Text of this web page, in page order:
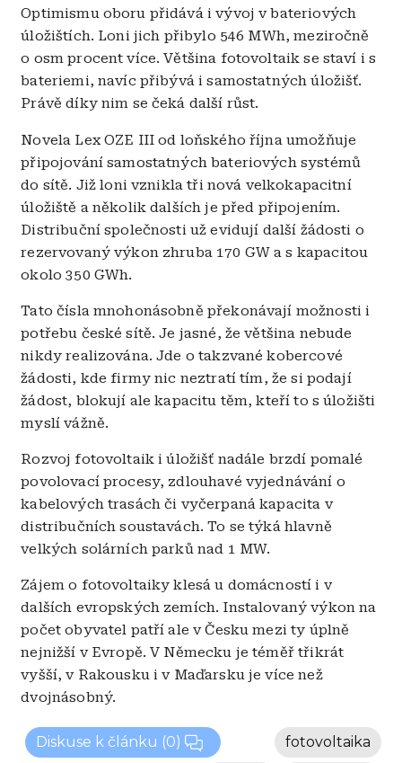
Optimismu oboru přidává i vývoj v bateriových
úložištích. Loni jich přibylo 546 MWh, meziročně
o osm procent více. Většina fotovoltaik se staví i s
bateriemi, navíc přibývá i samostatných úložišť.
Právě díky nim se čeká další růst.
Novela Lex OZE III od loňského října umožňuje
připojování samostatných bateriových systémů
do sítě. Již loni vznikla tři nová velkokapacitní
úložiště a několik dalších je před připojením.
Distribuční společnosti už evidují další žádosti o
rezervovaný výkon zhruba 170 GW a s kapacitou
okolo 350 GWh.
Tato čísla mnohonásobně překonávají možnosti i
potřebu české sítě. Je jasné, že většina nebude
nikdy realizována. Jde o takzvané kobercové
žádosti, kde firmy nic neztratí tím, že si podají
žádost, blokují ale kapacitu těm, kteří to s úložišti
myslí vážně.
Rozvoj fotovoltaik i úložišť nadále brzdí pomalé
povolovací procesy, zdlouhavé vyjednávání o
kabelových trasách či vyčerpaná kapacita v
distribučních soustavách. To se týká hlavně
velkých solárních parků nad 1 MW.
Zájem o fotovoltaiky klesá u domácností i v
dalších evropských zemích. Instalovaný výkon na
počet obyvatel patří ale v Česku mezi ty úplně
nejnižší v Evropě. V Německu je téměř třikrát
vyšší, v Rakousku i v Maďarsku je více než
dvojnásobný.
Diskuse k článku (0) fotovoltaika